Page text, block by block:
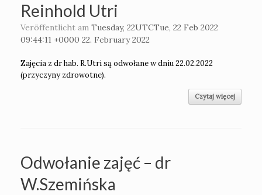
Reinhold Utri
Veröffentlicht am Tuesday, 22UTCTue, 22 Feb 2022
09:44:11 +0000 22. February 2022
Zajęcia z dr hab. R.Utri są odwołane w dniu 22.02.2022
(przyczyny zdrowotne).
Czytaj więcej
Odwołanie zajęć – dr
W.Szemińska